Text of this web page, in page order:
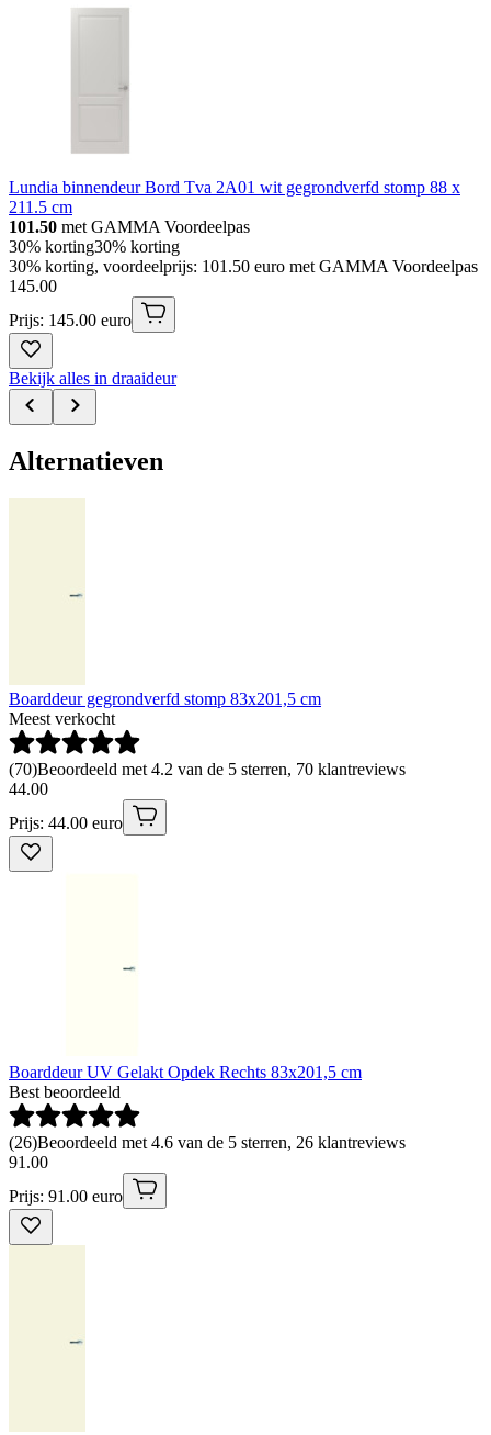
Lundia binnendeur Bord Tva 2A01 wit gegrondverfd stomp 88 x
211.5 cm
101.50 met GAMMA Voordeelpas
30% korting30% korting
30% korting, voordeelprijs: 101.50 euro met GAMMA Voordeelpas
145.00
Prijs: 145.00 euro
Bekijk alles in draaideur
Alternatieven
Boarddeur gegrondverfd stomp 83x201,5 cm
Meest verkocht
(70)Beoordeeld met 4.2 van de 5 sterren, 70 klantreviews
44.00
Prijs: 44.00 euro
Boarddeur UV Gelakt Opdek Rechts 83x201,5 cm
Best beoordeeld
(26)Beoordeeld met 4.6 van de 5 sterren, 26 klantreviews
91 .00
Prijs: 91.00 euro